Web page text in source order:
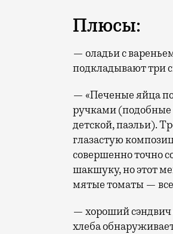
Плюсы:
— оладьи с
подкладывают три
— «Печеные яйца
ручками (подобные
детской, паэльи).
глазастую
совершенно точно
шакшуку, но этот
мятые томаты —
— хороший
хлеба